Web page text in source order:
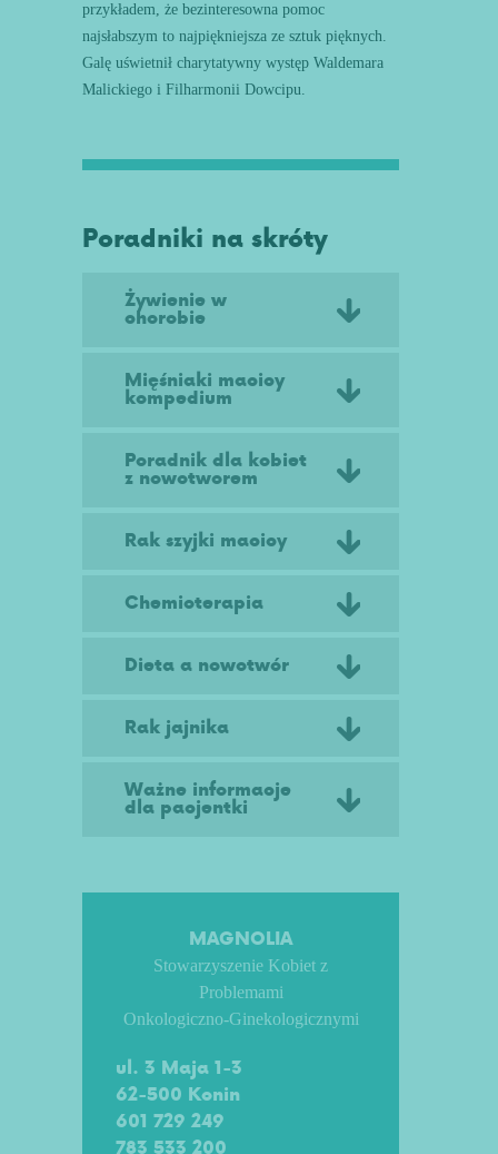
przykładem, że bezinteresowna pomoc
najsłabszym to najpiękniejsza ze sztuk pięknych.
Galę uświetnił charytatywny występ Waldemara
Malickiego i Filharmonii Dowcipu.
Poradniki na skróty
Żywienie w
chorobie
Mięśniaki macicy
kompedium
Poradnik dla kobiet
z nowotworem
Rak szyjki macicy
Chemioterapia
Dieta a nowotwór
Rak jajnika
Ważne informacje
dla pacjentki
MAGNOLIA
Stowarzyszenie Kobiet z
Problemami
Onkologiczno-Ginekologicznymi
ul. 3 Maja 1-3
62-500 Konin
601 729 249
783 533 200